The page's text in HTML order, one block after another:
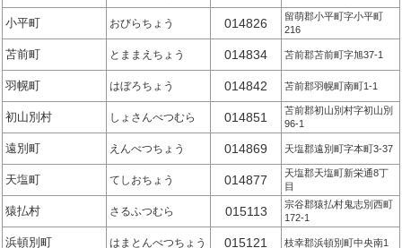
小平町 おびらちょう 014826
留萌郡小平町字小平町
216
苫前町 とままえちょう 014834 苫前郡苫前町字旭37-1
羽幌町 はぼろちょう 014842 苫前郡羽幌町南町1-1
初山別村 しょさんべつむら 014851
苫前郡初山別村字初山別
96-1
遠別町 えんべつちょう 014869 天塩郡遠別町字本町3-37
天塩町 てしおちょう 014877
天塩郡天塩町新栄通8丁
目
猿払村 さるふつむら 015113
宗谷郡猿払村鬼志別西町
172-1
浜頓別町 はまとんべつちょう 015121 枝幸郡浜頓別町中央南1